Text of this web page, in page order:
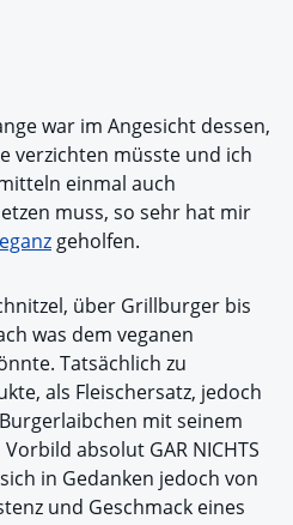
war im Angesicht dessen,
verzichten müsste und ich
einmal auch
muss, so sehr hat mir
geholfen.
über Grillburger bis
was dem veganen
Tatsächlich zu
als Fleischersatz, jedoch
mit seinem
absolut GAR NICHTS
in Gedanken jedoch von
und Geschmack eines